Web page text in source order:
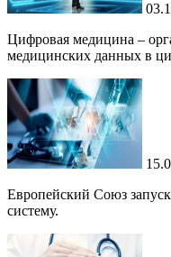
Цифровая медицина –
медицинских данных в
Европейский Союз
систему.